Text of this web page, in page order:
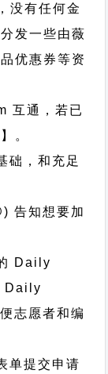
没有任何金
发一些由薇
优惠券等资
互通，若已
。
础，和充足
告知想要加
Daily
Daily
志愿者和编
单提交申请